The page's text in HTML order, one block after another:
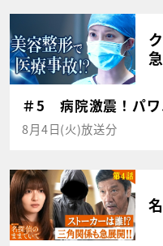
＃5 病院激震！パワ
8月4日(火)放送分